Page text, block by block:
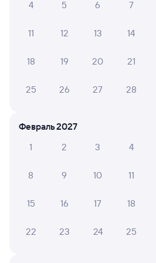
2 ч 9 м в пути
Плацкарт
462Е Проходящий
17:43
4 5 6 7
11 12 13 14
18 19 20 21
25 26 27 28
Февраль 2027
1
2 3 4
8 9 10 11
15 16 17 18
22 23 24 25